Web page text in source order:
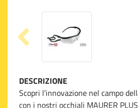
DESCRIZIONE
Scopri l'innovazione nel campo
con i nostri occhiali MAURER